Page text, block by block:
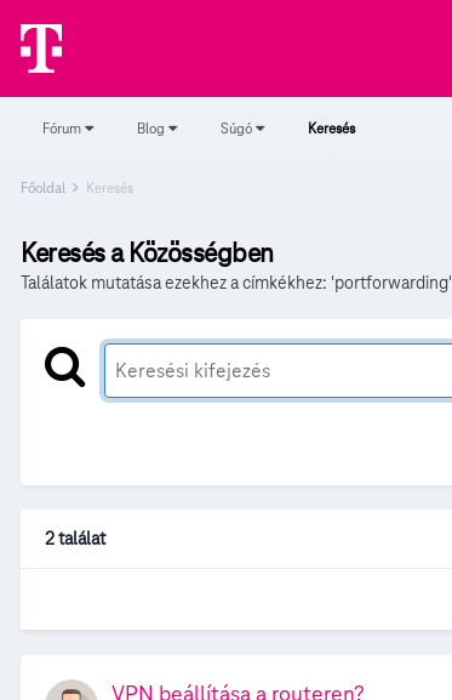
Fórum Blog Súgó Keresés
Főoldal Keresés
Keresés a Közösségben
Találatok mutatása ezekhez a címkékhez: 'portforwarding'
2 találat
VPN beállítása a routeren?